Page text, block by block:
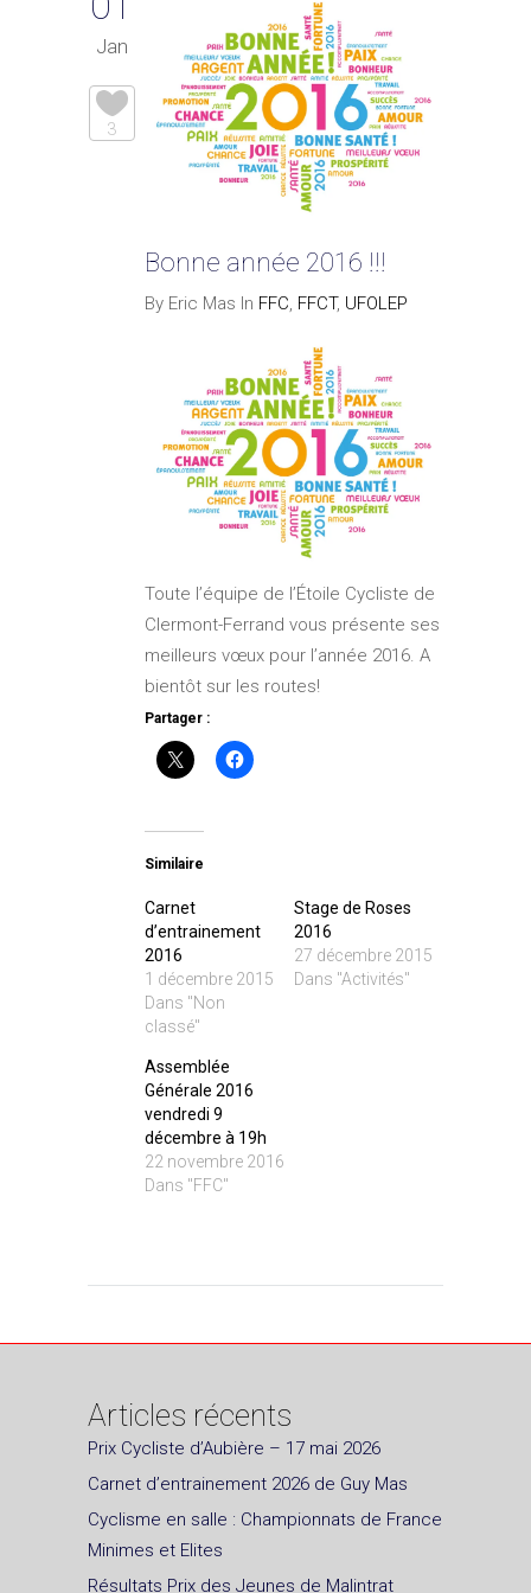
Jan
3
Bonne année 2016 !!!
By Eric Mas In FFC, FFCT, UFOLEP
Toute l’équipe de l’Étoile Cycliste de
Clermont-Ferrand vous présente ses
meilleurs vœux pour l’année 2016. A
bientôt sur les routes!
Partager :
Similaire
Carnet
d’entrainement
2016
1 décembre 2015
Dans "Non
classé"
Stage de Roses
2016
27 décembre 2015
Dans "Activités"
Assemblée
Générale 2016
vendredi 9
décembre à 19h
22 novembre 2016
Dans "FFC"
Articles récents
Prix Cycliste d’Aubière – 17 mai 2026
Carnet d’entrainement 2026 de Guy Mas
Cyclisme en salle : Championnats de France
Minimes et Elites
Résultats Prix des Jeunes de Malintrat